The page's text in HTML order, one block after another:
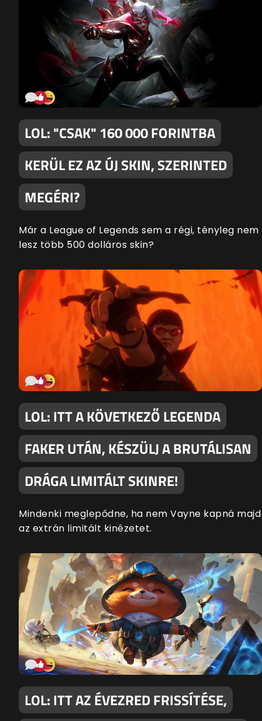
LOL: "CSAK" 160 000 FORINTBA
KERÜL EZ AZ ÚJ SKIN, SZERINTED
MEGÉRI?
Már a League of Legends sem a régi, tényleg nem
lesz több 500 dolláros skin?
LOL: ITT A KÖVETKEZŐ LEGENDA
FAKER UTÁN, KÉSZÜLJ A BRUTÁLISAN
DRÁGA LIMITÁLT SKINRE!
Mindenki meglepődne, ha nem Vayne kapná majd
az extrán limitált kinézetet.
LOL: ITT AZ ÉVEZRED FRISSÍTÉSE,